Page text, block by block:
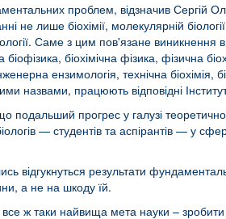
проблем, відзначив Сергій
не лише біохімії, молекулярній
Саме з цим пов'язане виникнення
біофізика, біохімічна фізика, фізична
ензимологія, технічна біохімія,
назвами, працюють відповідні
прогрес у галузі
— студентів та аспірантів — у
відгукнуться результати
а не на шкоду їй.
ж таки найвища мета науки –